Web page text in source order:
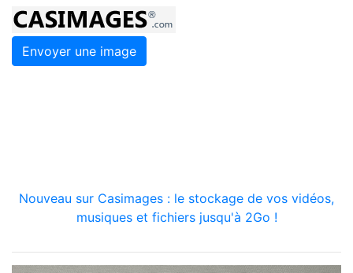
Envoyer une image
Nouveau sur Casimages : le stockage de vos vidéos,
musiques et fichiers jusqu'à 2Go !